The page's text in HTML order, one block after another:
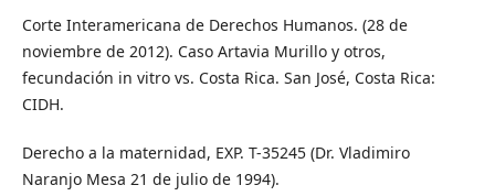
Corte Interamericana de Derechos Humanos. (28 de
noviembre de 2012). Caso Artavia Murillo y otros,
fecundación in vitro vs. Costa Rica. San José, Costa Rica:
CIDH.
Derecho a la maternidad, EXP. T-35245 (Dr. Vladimiro
Naranjo Mesa 21 de julio de 1994).